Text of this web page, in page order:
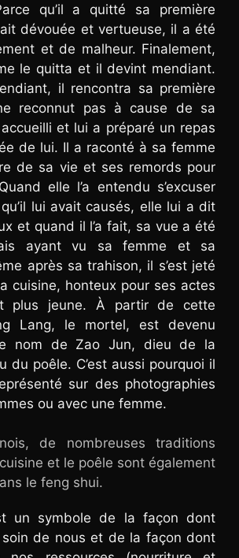
qu’il a quitté sa première
dévouée et vertueuse, il a été
et de malheur. Finalement,
le quitta et il devint mendiant.
il rencontra sa première
reconnut pas à cause de sa
accueilli et lui a préparé un repas
de lui. Il a raconté à sa femme
de sa vie et ses remords pour
elle l’a entendu s’excuser
lui avait causés, elle lui a dit
et quand il l’a fait, sa vue a été
ayant vu sa femme et sa
après sa trahison, il s’est jeté
cuisine, honteux pour ses actes
plus jeune. À partir de cette
Lang, le mortel, est devenu
nom de Zao Jun, dieu de la
du poêle. C’est aussi pourquoi il
sur des photographies
ou avec une femme.
de nombreuses traditions
et le poêle sont également
le feng shui.
un symbole de la façon dont
soin de nous et de la façon dont